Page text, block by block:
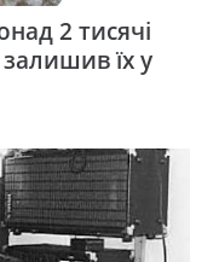
2 тисячі
їх у